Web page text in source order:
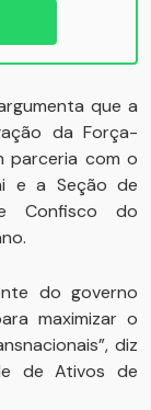
que a
da Força-
parceria com o
e a Seção de
Confisco do
do governo
maximizar o
diz
de Ativos de